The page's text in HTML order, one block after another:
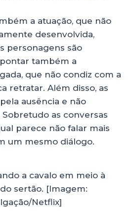
a atuação, que não
desenvolvida,
personagens são
também a
que não condiz com a
retratar. Além disso, as
ausência e não
as conversas
parece não falar mais
um mesmo diálogo.
a cavalo em meio à
sertão. [Imagem:
Netflix]